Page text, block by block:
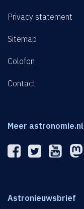
Privacy statement
Sitemap
Colofon
Contact
Meer astronomie.nl
Astronieuwsbrief